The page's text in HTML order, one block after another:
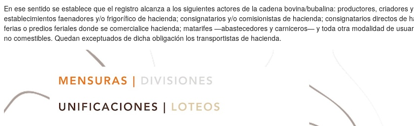
En ese sentido se establece que el registro alcanza a los siguientes actores de la cadena bovina/bubalina: productores,
establecimientos faenadores y/o frigorífico de hacienda; consignatarios y/o comisionistas de hacienda; consignatarios directos
ferias o predios feriales donde se comercialice hacienda; matarifes —abastecedores y carniceros— y toda otra modalidad de
no comestibles. Quedan exceptuados de dicha obligación los transportistas de hacienda.